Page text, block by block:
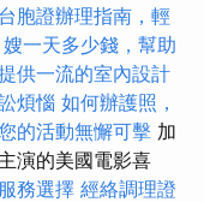
胞證辦理指南，輕
嫂一天多少錢，幫助
供一流的室內設計
煩惱 如何辦護照，
的活動無懈可擊 加
演的美國電影喜
務選擇 經絡調理證